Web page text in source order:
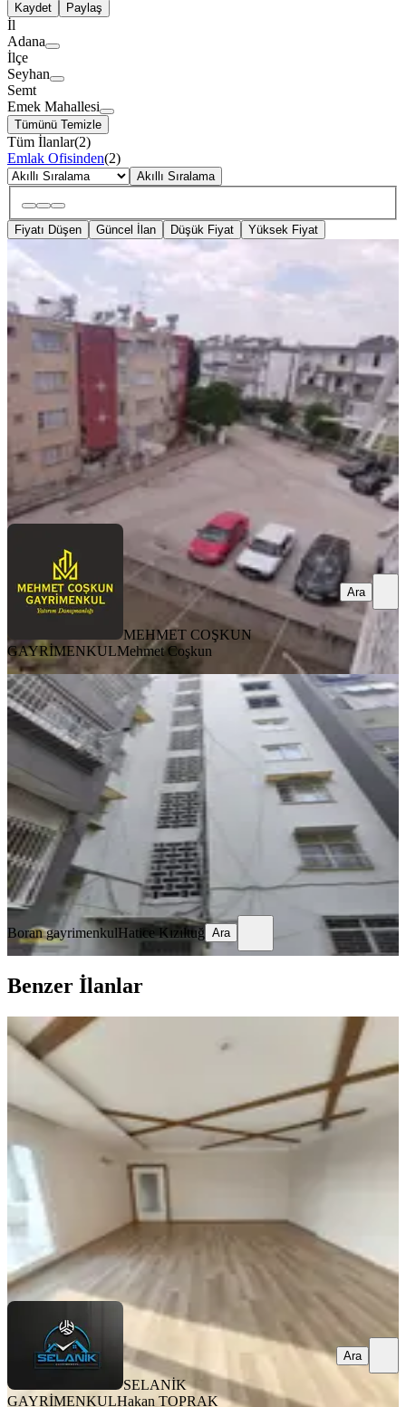
Kaydet
Paylaş
İl
Adana
İlçe
Seyhan
Semt
Emek Mahallesi
Tümünü Temizle
Tüm İlanlar(2)
Emlak Ofisinden(2)
Akıllı Sıralama
Fiyatı Düşen Güncel İlan Düşük Fiyat Yüksek Fiyat
BALKONLU
Emek Mahallesi 4+1 Doğalgazlı
Kiralık Daire
Seyhan, Emek Mahallesi
4+1 ·120 m² ·4. Kat·21.07.2026
18.000 ₺
MEHMET COŞKUN GAYRİMENKUL Mehmet Coşkun
Ara
MEHMET COŞKUN
GAYRİMENKULMehmet Coşkun
Ara
BALKONLU
Boran Gayrimenkulden Havaalanı
Civari Kiralık Ev
Seyhan, Emek Mahallesi
2+1
110 m²·6. Kat 26.06.2026
20.000 ₺
Boran gayrimenkul Hatice Kızıltuğ
Ara
Boran gayrimenkulHatice Kızıltuğ Ara
Benzer İlanlar
ÖNE ÇIKAN
Selanikten Türkmenbaşı Bulvarı
Cepheli 3+1+çb+go+kilerli D.gazlı
Seyhan, Pınar Mahallesi
3+1·160 m²·14. Kat·06.08.2026
35.000 ₺
SELANİK GAYRİMENKUL Hakan TOPRAK
Ara
SELANİK
GAYRİMENKULHakan TOPRAK
Ara